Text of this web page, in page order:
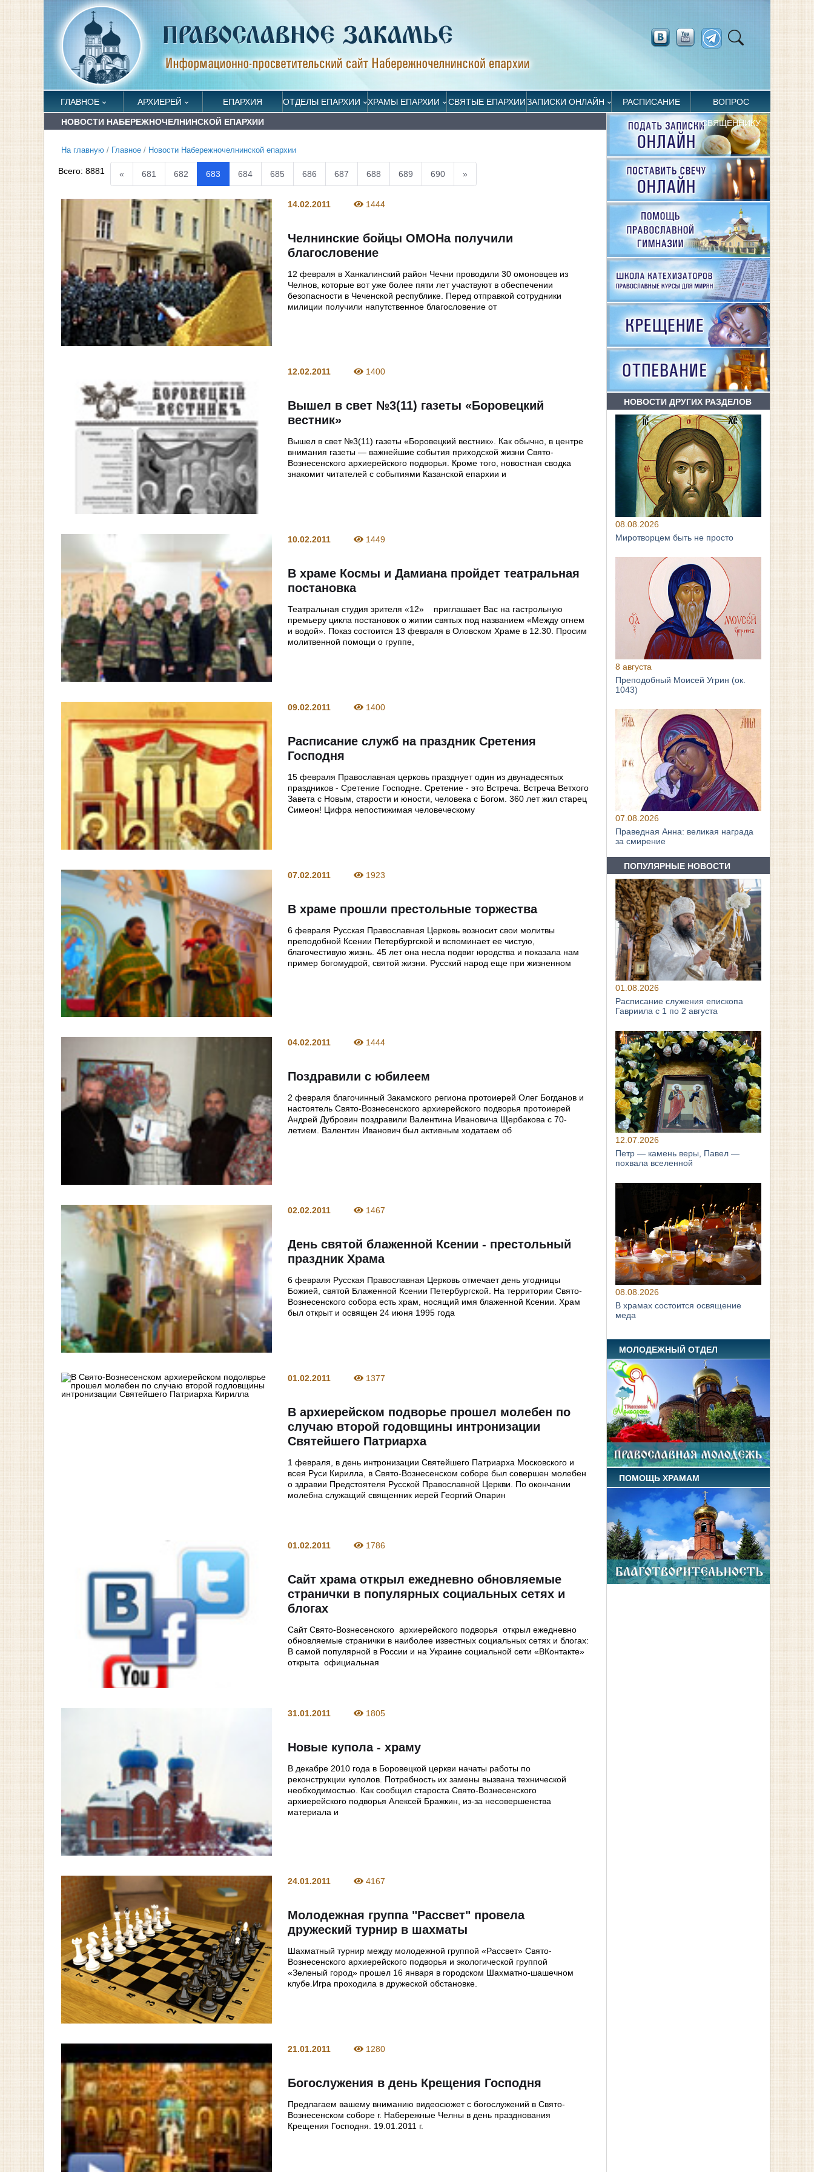
ГЛАВНОЕ АРХИЕРЕЙ ЕПАРХИЯ ОТДЕЛЫ ЕПАРХИИ ХРАМЫ ЕПАРХИИ СВЯТЫЕ ЕПАРХИИЗАПИСКИ ОНЛАЙН РАСПИСАНИЕ ВОПРОС
СВЯЩЕННИКУ
НОВОСТИ НАБЕРЕЖНОЧЕЛНИНСКОЙ ЕПАРХИИ
На главную / Главное / Новости Набережночелнинской епархии
Всего:8881 « 681 682 683 684 685 686 687 688 689 690 »
14.02.2011 1444
Челнинские бойцы ОМОНа получили
благословение
12 февраля в Ханкалинский район Чечни проводили 30 омоновцев из
Челнов, которые вот уже более пяти лет участвуют в обеспечении
безопасности в Чеченской республике. Перед отправкой сотрудники
милиции получили напутственное благословение от
12.02.2011 1400
Вышел в свет №3(11) газеты «Боровецкий
вестник»
Вышел в свет №3(11) газеты «Боровецкий вестник». Как обычно, в центре
внимания газеты — важнейшие события приходской жизни Свято-
Вознесенского архиерейского подворья. Кроме того, новостная сводка
знакомит читателей с событиями Казанской епархии и
10.02.2011 1449
В храме Космы и Дамиана пройдет театральная
постановка
Театральная студия зрителя «12» приглашает Вас на гастрольную
премьеру цикла постановок о житии святых под названием «Между огнем
и водой». Показ состоится 13 февраля в Оловском Храме в 12.30. Просим
молитвенной помощи о группе,
09.02.2011 1400
Расписание служб на праздник Сретения
Господня
15 февраля Православная церковь празднует один из двунадесятых
праздников - Сретение Господне. Сретение - это Встреча. Встреча Ветхого
Завета с Новым, старости и юности, человека с Богом. 360 лет жил старец
Симеон! Цифра непостижимая человеческому
07.02.2011 1923
В храме прошли престольные торжества
6 февраля Русская Православная Церковь возносит свои молитвы
преподобной Ксении Петербургской и вспоминает ее чистую,
благочестивую жизнь. 45 лет она несла подвиг юродства и показала нам
пример богомудрой, святой жизни. Русский народ еще при жизненном
04.02.2011 1444
Поздравили с юбилеем
2 февраля благочинный Закамского региона протоиерей Олег Богданов и
настоятель Свято-Вознесенского архиерейского подворья протоиерей
Андрей Дубровин поздравили Валентина Ивановича Щербакова с 70-
летием. Валентин Иванович был активным ходатаем об
02.02.2011 1467
День святой блаженной Ксении - престольный
праздник Храма
6 февраля Русская Православная Церковь отмечает день угодницы
Божией, святой Блаженной Ксении Петербургской. На территории Свято-
Вознесенского собора есть храм, носящий имя блаженной Ксении. Храм
был открыт и освящен 24 июня 1995 года
01.02.2011 1377
В архиерейском подворье прошел молебен по
случаю второй годовщины интронизации
Святейшего Патриарха
1 февраля, в день интронизации Святейшего Патриарха Московского и
всея Руси Кирилла, в Свято-Вознесенском соборе был совершен молебен
о здравии Предстоятеля Русской Православной Церкви. По окончании
молебна служащий священник иерей Георгий Опарин
01.02.2011 1786
Сайт храма открыл ежедневно обновляемые
странички в популярных социальных сетях и
блогах
Сайт Свято-Вознесенского архиерейского подворья открыл ежедневно
обновляемые странички в наиболее известных социальных сетях и блогах:
В самой популярной в России и на Украине социальной сети «ВКонтакте»
открыта официальная
31.01.2011 1805
Новые купола - храму
В декабре 2010 года в Боровецкой церкви начаты работы по
реконструкции куполов. Потребность их замены вызвана технической
необходимостью. Как сообщил староста Свято-Вознесенского
архиерейского подворья Алексей Бражкин, из-за несовершенства
материала и
24.01.2011 4167
Молодежная группа "Рассвет" провела
дружеский турнир в шахматы
Шахматный турнир между молодежной группой «Рассвет» Свято-
Вознесенского архиерейского подворья и экологической группой
«Зеленый город» прошел 16 января в городском Шахматно-шашечном
клубе.Игра проходила в дружеской обстановке.
21.01.2011 1280
Богослужения в день Крещения Господня
Предлагаем вашему вниманию видеосюжет с богослужений в Свято-
Вознесенском соборе г. Набережные Челны в день празднования
Крещения Господня. 19.01.2011 г.
НОВОСТИ ДРУГИХ РАЗДЕЛОВ
08.08.2026
Миротворцем быть не просто
8 августа
Преподобный Моисей Угрин (ок.
1043)
07.08.2026
Праведная Анна: великая награда
за смирение
ПОПУЛЯРНЫЕ НОВОСТИ
01.08.2026
Расписание служения епископа
Гавриила с 1 по 2 августа
12.07.2026
Петр — камень веры, Павел —
похвала вселенной
08.08.2026
В храмах состоится освящение
меда
МОЛОДЕЖНЫЙ ОТДЕЛ
ПОМОЩЬ ХРАМАМ